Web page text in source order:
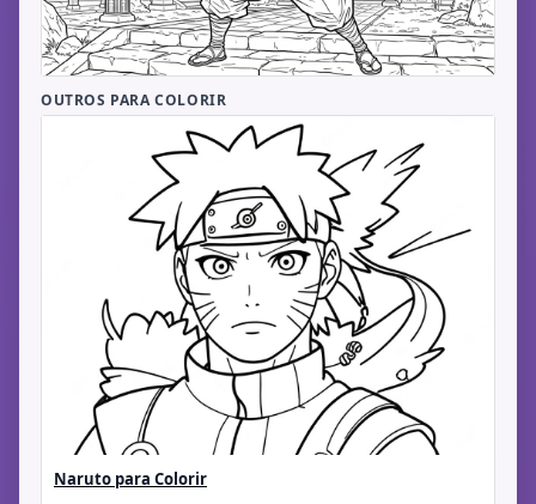
OUTROS PARA COLORIR
Naruto para Colorir